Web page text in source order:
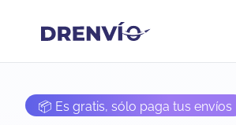
📦 Es gratis, sólo paga tus envíos